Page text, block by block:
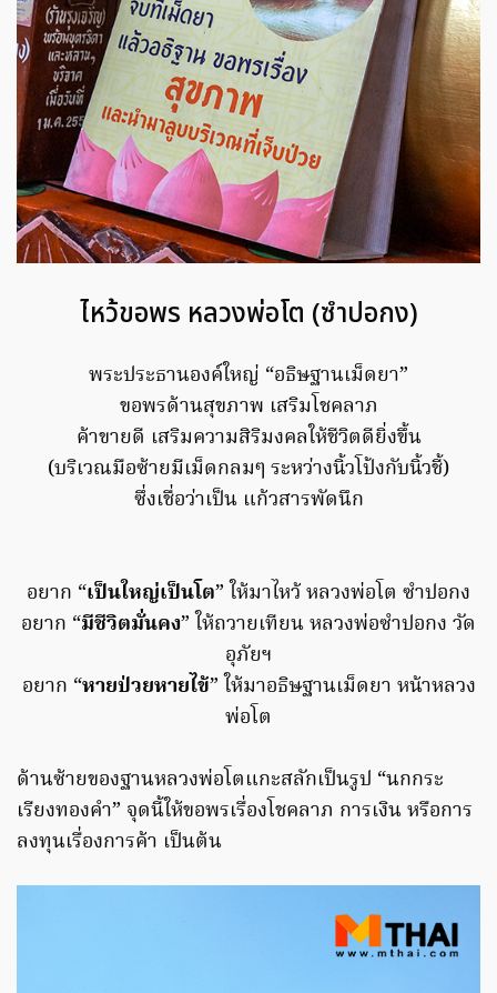
ไหว้ขอพร หลวงพ่อโต (ซำปอกง)
พระประธานองค์ใหญ่ “อธิษฐานเม็ดยา”
ขอพรด้านสุขภาพ เสริมโชคลาภ
ค้าขายดี เสริมความสิริมงคลให้ชีวิตดียิ่งขึ้น
(บริเวณมือซ้ายมีเม็ดกลมๆ ระหว่างนิ้วโป้งกับนิ้วชี้)
ซึ่งเชื่อว่าเป็น แก้วสารพัดนึก
อยาก “เป็นใหญ่เป็นโต” ให้มาไหว้ หลวงพ่อโต ซำปอกง
อยาก “มีชีวิตมั่นคง” ให้ถวายเทียน หลวงพ่อซำปอกง วัด
อุภัยฯ
อยาก “หายป่วยหายไข้” ให้มาอธิษฐานเม็ดยา หน้าหลวง
พ่อโต
ด้านซ้ายของฐานหลวงพ่อโตแกะสลักเป็นรูป “นกกระ
เรียงทองคำ” จุดนี้ให้ขอพรเรื่องโชคลาภ การเงิน หรือการ
ลงทุนเรื่องการค้า เป็นต้น